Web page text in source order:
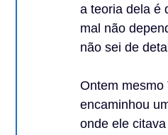
a teoria dela é
mal não
não sei de
Ontem mesmo
encaminhou
onde ele